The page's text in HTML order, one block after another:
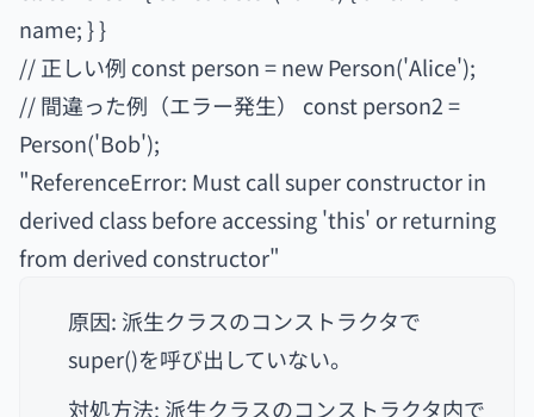
name; } }
// 正しい例 const person = new Person('Alice');
// 間違った例（エラー発生） const person2 =
Person('Bob');
"ReferenceError: Must call super constructor in
derived class before accessing 'this' or returning
from derived constructor"
原因: 派生クラスのコンストラクタで
super()を呼び出していない。
対処方法: 派生クラスのコンストラクタ内で